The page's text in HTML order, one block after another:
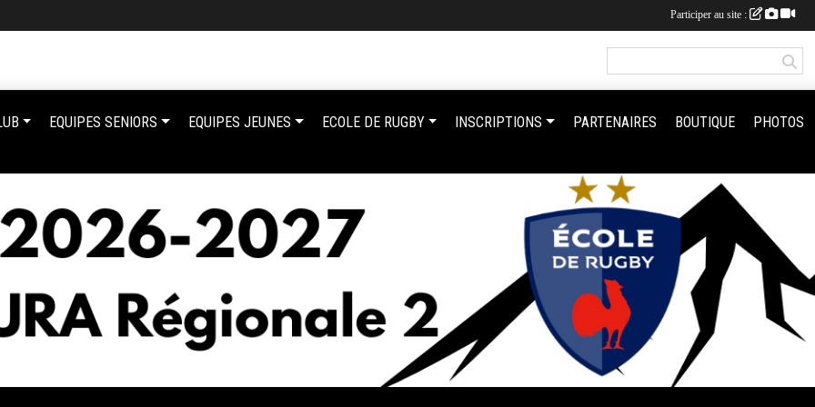
EQUIPES SENIORS EQUIPES JEUNES ECOLE DE RUGBY INSCRIPTIONS PARTENAIRES BOUTIQUE PHOTOS
Participer au site :